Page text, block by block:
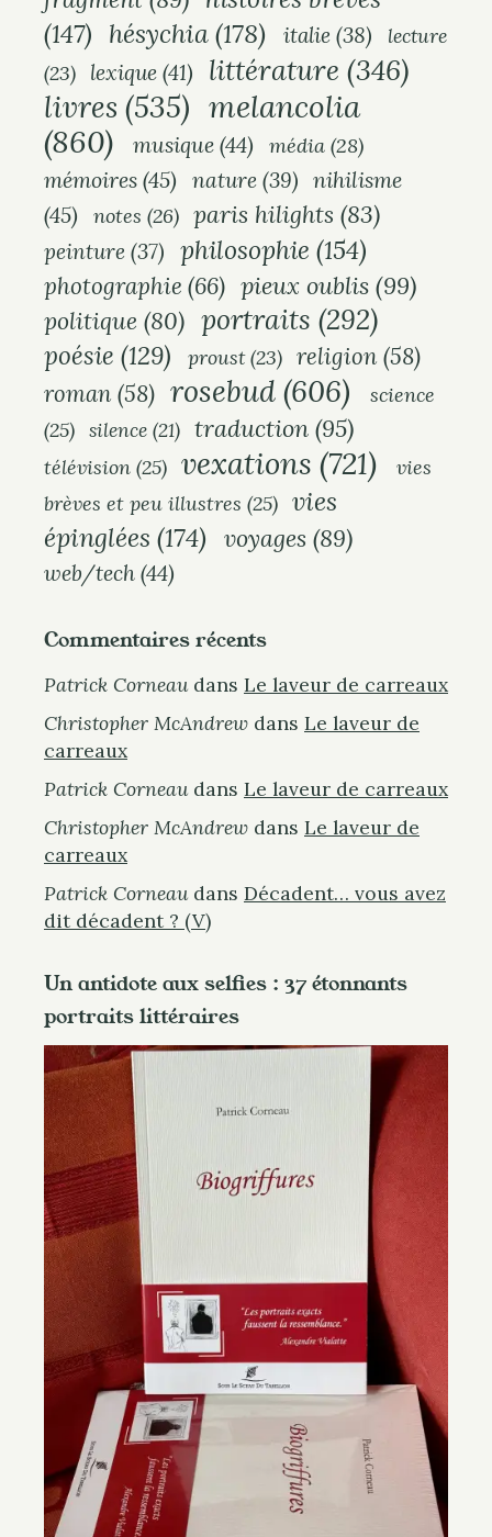
. . .
(147) hésychia (178) italie (38)
lecture
(23)
lexique(41) littérature (346)
livres (535) melancolia
(860)
musique (44) média(28)
mémoires (45) nature(39) nihilisme
(45)
notes (26) paris hilights (83)
peinture (37) philosophie (154)
photographie (66) pieux oublis (99)
politique (80) portraits (292)
poésie (129) proust(23) religion (58)
roman (58) rosebud (606)
science
(25) silence(21) traduction(95)
télévision (25) vexations (721)
vies
brèves et peu illustres (25) vies
épinglées (174) voyages (89)
web/tech (44)
Commentaires récents
Patrick Corneaudans Le laveur de carreaux
Christopher McAndrew dans Le laveur de
carreaux
Patrick Corneaudans Le laveur de carreaux
Christopher McAndrew dans Le laveur de
carreaux
Patrick Corneaudans Décadent… vous avez
dit décadent ? (V)
Un antidote aux selfies : 37 étonnants
portraits littéraires